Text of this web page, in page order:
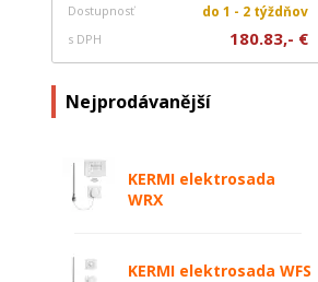
Dostupnosť do 1 - 2 týždňov
s DPH 180.83,- €
Nejprodávanější
KERMI elektrosada
WRX
KERMI elektrosada WFS